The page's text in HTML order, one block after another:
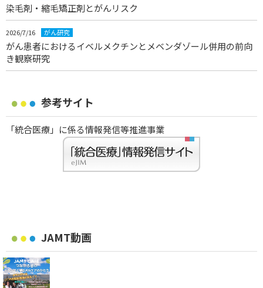
染毛剤・縮毛矯正剤とがんリスク
2026/7/16 がん研究
がん患者におけるイベルメクチンとメベンダゾール併用の前向
き観察研究
参考サイト
「統合医療」に係る情報発信等推進事業
JAMT動画